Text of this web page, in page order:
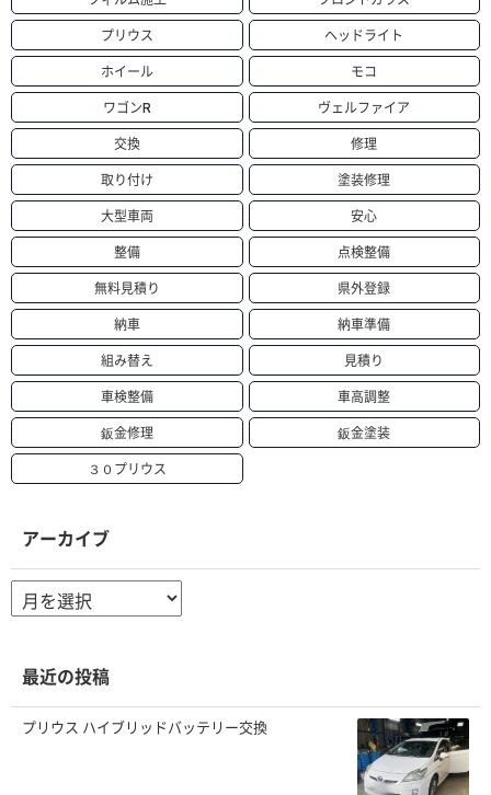
プリウス ヘッドライト
ホイール モコ
ワゴンR ヴェルファイア
交換 修理
取り付け 塗装修理
大型車両 安心
整備 点検整備
無料見積り 県外登録
納車 納車準備
組み替え 見積り
車検整備 車高調整
鈑金修理 鈑金塗装
３０プリウス
アーカイブ
ー
ブ
最近の投稿
プリウス ハイブリッドバッテリー交換